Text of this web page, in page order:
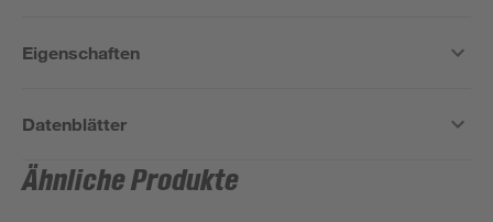
Eigenschaften
Datenblätter
Ähnliche Produkte